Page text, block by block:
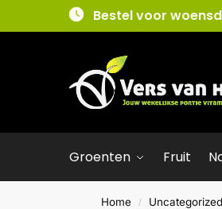
Bestel voor
Groenten Fruit
Home / Uncategorized